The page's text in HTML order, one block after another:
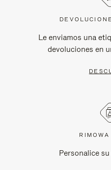
Le enviamos una
devoluciones en
Personalice